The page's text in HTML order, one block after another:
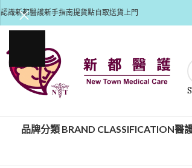
認識新都醫護新手指南提貨點自取送貨上門
品牌分類 BRAND CLASSIFICATION醫